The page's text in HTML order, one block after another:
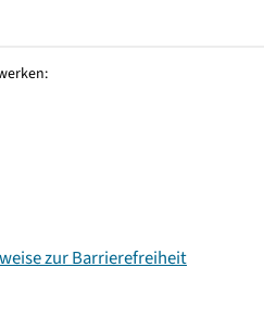
zur Barrierefreiheit